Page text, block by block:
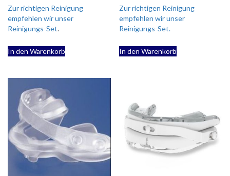
Zur richtigen Reinigung
empfehlen wir unser
Reinigungs-Set.
In den Warenkorb
Zur richtigen Reinigung
empfehlen wir unser
Reinigungs-Set.
In den Warenkorb